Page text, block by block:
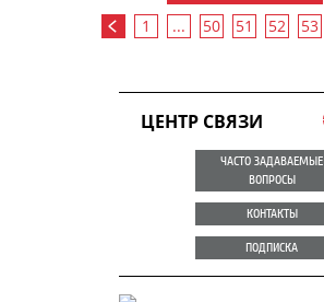
1 ... 50 51 52 53
ЦЕНТР СВЯЗИ
ЧАСТО ЗАДАВАЕМЫЕ
ВОПРОСЫ
КОНТАКТЫ
ПОДПИСКА